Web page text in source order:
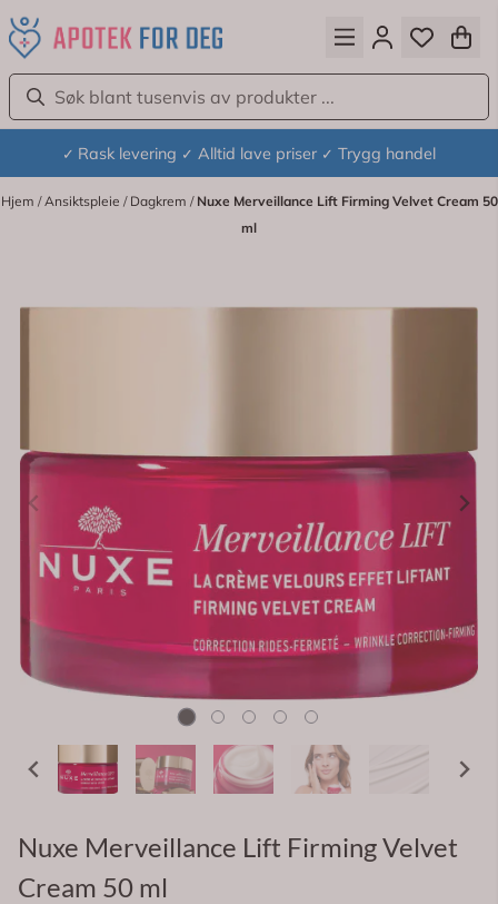
Hopp til innhold
✓ Rask levering ✓ Alltid lave priser ✓ Trygg handel
Hjem / Ansiktspleie / Dagkrem / Nuxe Merveillance Lift Firming Velvet Cream 50
ml
Nuxe Merveillance Lift Firming Velvet
Cream 50 ml